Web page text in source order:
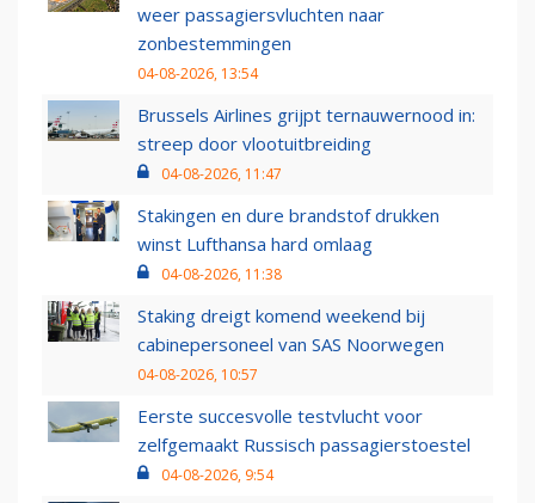
weer passagiersvluchten naar
zonbestemmingen
04-08-2026, 13:54
Brussels Airlines grijpt ternauwernood in:
streep door vlootuitbreiding
04-08-2026, 11:47
Stakingen en dure brandstof drukken
winst Lufthansa hard omlaag
04-08-2026, 11:38
Staking dreigt komend weekend bij
cabinepersoneel van SAS Noorwegen
04-08-2026, 10:57
Eerste succesvolle testvlucht voor
zelfgemaakt Russisch passagierstoestel
04-08-2026, 9:54